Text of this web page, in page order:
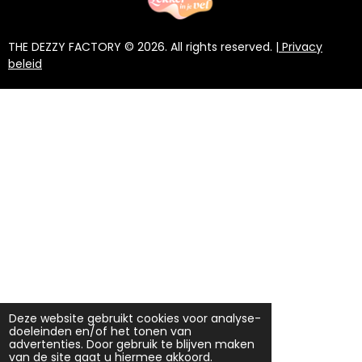
Deze website gebruikt cookies voor analyse-
doeleinden en/of het tonen van
advertenties. Door gebruik te blijven maken
van de site gaat u hiermee akkoord.
THE DEZZY FACTORY © 2026. All rights reserved. | Privacy
beleid